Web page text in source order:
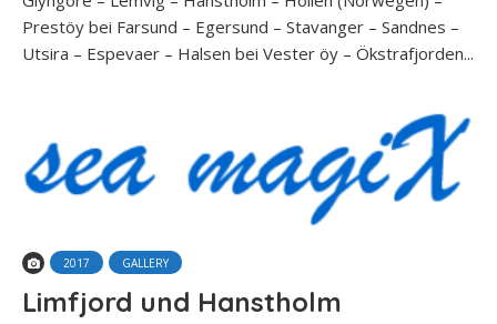
Prestöy bei Farsund – Egersund – Stavanger – Sandnes –
Utsira – Espevaer – Halsen bei Vester öy – Ökstrafjorden...
2017 GALLERY
Limfjord und Hanstholm